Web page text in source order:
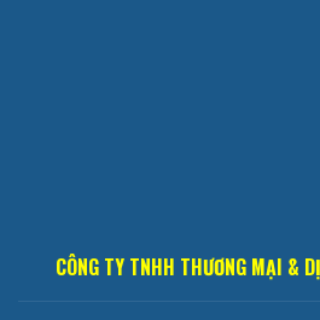
CÔNG TY TNHH THƯƠNG MẠI &